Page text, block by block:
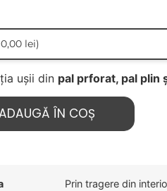
ușii din pal prforat, pal plin
ÎN COȘ
Prin tragere din